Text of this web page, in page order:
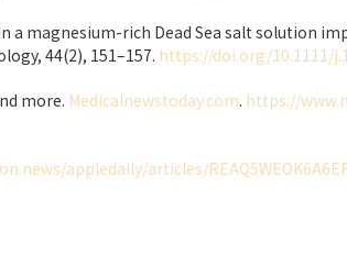
a magnesium-rich Dead Sea salt solution
44(2), 151–157. https://doi.org/10.1111/
more. Medicalnewstoday.com. https://
appledaily/articles/